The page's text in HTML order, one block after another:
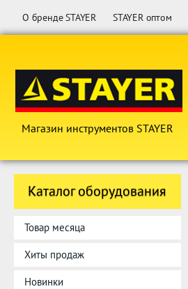
О бренде STAYER STAYER оптом
Магазин инструментов STAYER
Каталог оборудования
Товар месяца
Хиты продаж
Новинки